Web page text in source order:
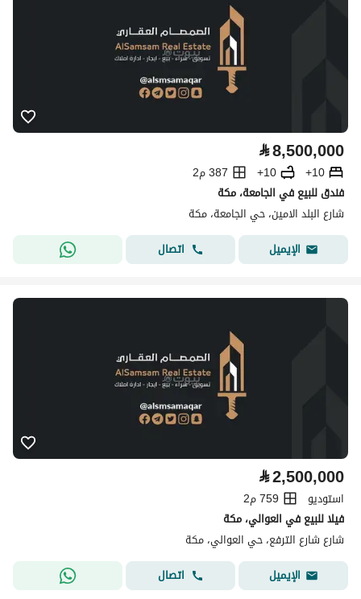
⃁8,500,000
10+
10+
387 م2
فندق للبيع في الجامعة، مكة
شارع البلد الامين، حي الجامعة، مكة
الإيميل
اتصال
⃁2,500,000
استوديو
759 م2
فيلا للبيع في العوالي، مكة
شارع شارع الترفع، حي العوالي، مكة
الإيميل
اتصال